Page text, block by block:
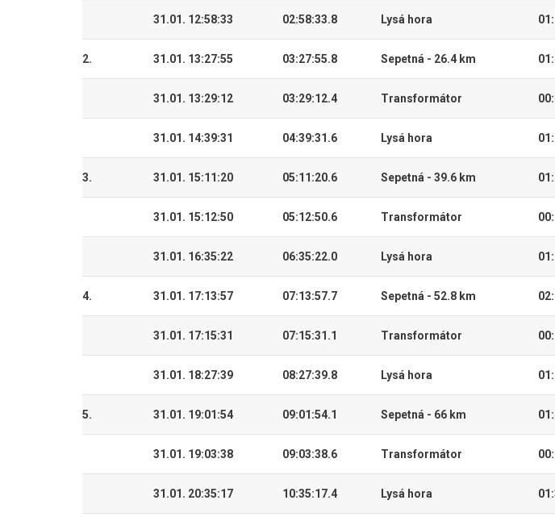
31.01. 12:58:33 02:58:33.8 Lysá hora
2. 31.01. 13:27:55 03:27:55.8 Sepetná - 26.4 km
31.01. 13:29:12 03:29:12.4 Transformátor
31.01. 14:39:31 04:39:31.6 Lysá hora
3. 31.01. 15:11:20 05:11:20.6 Sepetná - 39.6 km
31.01. 15:12:50 05:12:50.6 Transformátor
31.01. 16:35:22 06:35:22.0 Lysá hora
4. 31.01. 17:13:57 07:13:57.7 Sepetná - 52.8 km
31.01. 17:15:31 07:15:31.1 Transformátor
31.01. 18:27:39 08:27:39.8 Lysá hora
5. 31.01. 19:01:54 09:01:54.1 Sepetná - 66 km
31.01. 19:03:38 09:03:38.6 Transformátor
31.01. 20:35:17 10:35:17.4 Lysá hora